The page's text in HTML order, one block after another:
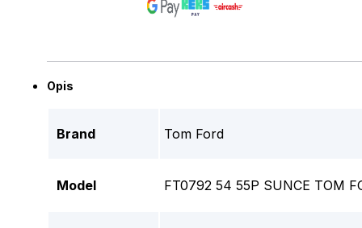
Opis
Brand Tom Ford
Model FT0792 54 55P SUNCE TOM